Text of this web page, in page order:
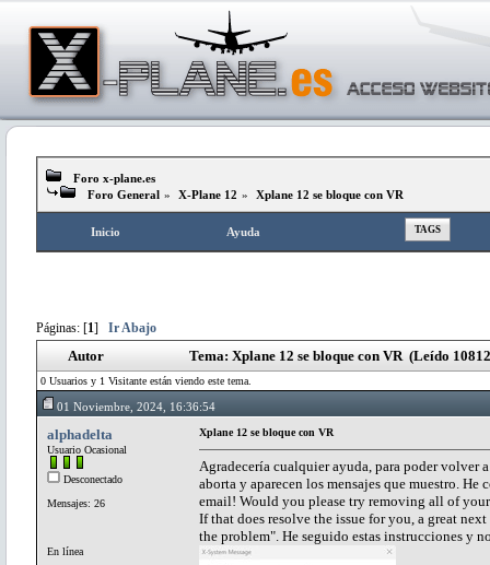
Foro x-plane.es
Foro General » X-Plane 12 » Xplane 12 se bloque con VR
Inicio Ayuda TAGS
Páginas: [1] Ir Abajo
Autor Tema: Xplane 12 se bloque con VR (Leído
0 Usuarios y 1 Visitante están viendo este tema.
01 Noviembre, 2024, 16:36:54
alphadelta
Usuario Ocasional
Desconectado
Mensajes: 26
En línea
Xplane 12 se bloque con VR
Agradecería cualquier ayuda, para poder volver
aborta y aparecen los mensajes que muestro.
email! Would you please try removing all of
If that does resolve the issue for you, a great
the problem". He seguido estas instrucciones y